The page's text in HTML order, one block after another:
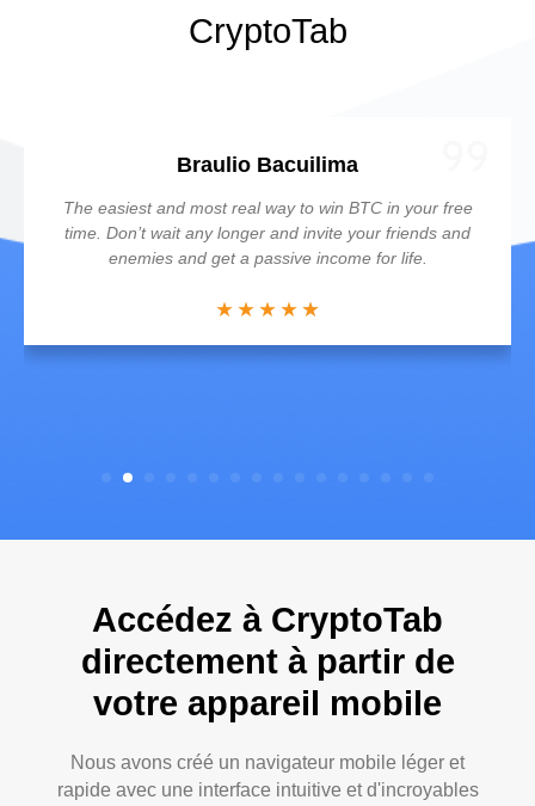
CryptoTab
Braulio Bacuilima
The easiest and most real way to win BTC in your free
time. Don’t wait any longer and invite your friends and
enemies and get a passive income for life.
Accédez à CryptoTab
directement à partir de
votre appareil mobile
Nous avons créé un navigateur mobile léger et
rapide avec une interface intuitive et d'incroyables